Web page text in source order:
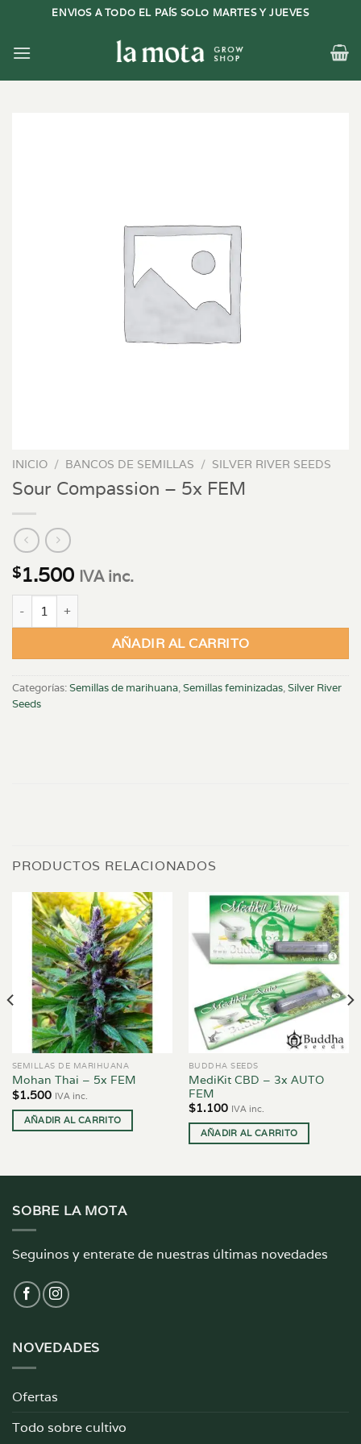
contenido
ENVIOS A TODO EL PAÍS SOLO MARTES Y JUEVES
INICIO / BANCOS DE SEMILLAS / SILVER RIVER SEEDS
Sour Compassion – 5x FEM
$1.500 IVA inc.
Sour Compassion - 5x FEM cantidad
AÑADIR AL CARRITO
Categorías:Semillas de marihuana,Semillas feminizadas,Silver River
Seeds
PRODUCTOS RELACIONADOS
SEMILLAS DE MARIHUANA
Mohan Thai – 5x FEM
$1.500 IVA inc.
AÑADIR AL CARRITO
BUDDHA SEEDS
MediKit CBD – 3x AUTO
FEM
$1.100 IVA inc.
AÑADIR AL CARRITO
SOBRE LA MOTA
Seguinos y enterate de nuestras últimas novedades
NOVEDADES
Ofertas
Todo sobre cultivo